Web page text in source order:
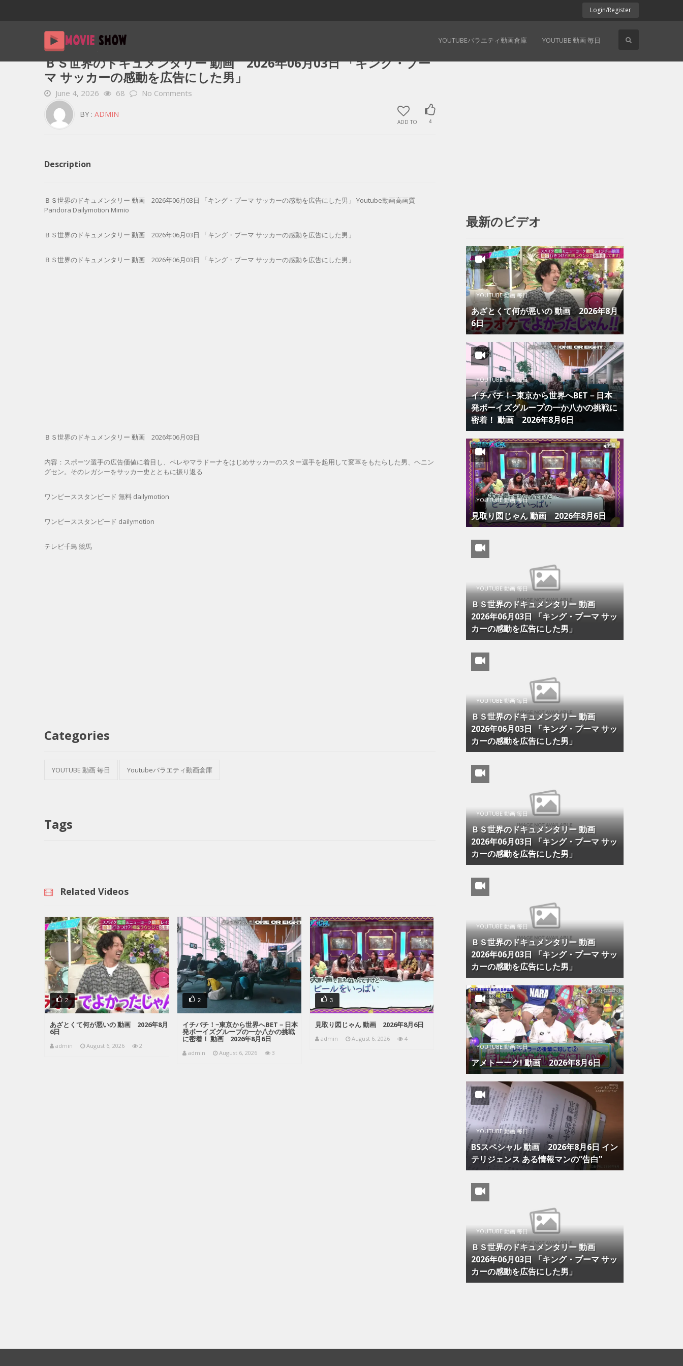
Login/Register
YOUTUBEバラエティ動画倉庫 YOUTUBE 動画 毎日
Home
ＢＳ世界のドキュメンタリー 動画 2026年06月03日 「キング・プー
マ サッカーの感動を広告にした男」
June 4, 2026 68 No Comments
ADD TO 4
BY : ADMIN
Description
ＢＳ世界のドキュメンタリー 動画 2026年06月03日 「キング・プーマ サッカーの感動を広告にした男」 Youtube動画高画質
Pandora Dailymotion Mimio
ＢＳ世界のドキュメンタリー 動画 2026年06月03日 「キング・プーマ サッカーの感動を広告にした男」
ＢＳ世界のドキュメンタリー 動画 2026年06月03日 「キング・プーマ サッカーの感動を広告にした男」
ＢＳ世界のドキュメンタリー 動画 2026年06月03日
内容：スポーツ選手の広告価値に着目し、ペレやマラドーナをはじめサッカーのスター選手を起用して変革をもたらした男、ヘニン
グセン。そのレガシーをサッカー史とともに振り返る
ワンピーススタンピード 無料 dailymotion
ワンピーススタンピード dailymotion
テレビ千鳥 競馬
Categories
YOUTUBE 動画 毎日 Youtubeバラエティ動画倉庫
Tags
Related Videos
2
あざとくて何が悪いの 動画 2026年8月
6日
admin August 6, 2026 2
2
イチバチ！−東京から世界へBET－日本
発ボーイズグループの一か八かの挑戦
に密着！ 動画 2026年8月6日
admin August 6, 2026 3
3
見取り図じゃん 動画 2026年8月6日
admin August 6, 2026 4
最新のビデオ
YOUTUBE 動画 毎日
あざとくて何が悪いの 動画 2026年8月
6日
YOUTUBE 動画 毎日
イチバチ！−東京から世界へBET－日本
発ボーイズグループの一か八かの挑戦に
密着！ 動画 2026年8月6日
YOUTUBE 動画 毎日
見取り図じゃん 動画 2026年8月6日
YOUTUBE 動画 毎日
ＢＳ世界のドキュメンタリー 動画
2026年06月03日 「キング・プーマ サッ
カーの感動を広告にした男」
YOUTUBE 動画 毎日
ＢＳ世界のドキュメンタリー 動画
2026年06月03日 「キング・プーマ サッ
カーの感動を広告にした男」
YOUTUBE 動画 毎日
ＢＳ世界のドキュメンタリー 動画
2026年06月03日 「キング・プーマ サッ
カーの感動を広告にした男」
YOUTUBE 動画 毎日
ＢＳ世界のドキュメンタリー 動画
2026年06月03日 「キング・プーマ サッ
カーの感動を広告にした男」
YOUTUBE 動画 毎日
アメトーーク! 動画 2026年8月6日
YOUTUBE 動画 毎日
BSスペシャル 動画 2026年8月6日 イン
テリジェンス ある情報マンの“告白”
YOUTUBE 動画 毎日
ＢＳ世界のドキュメンタリー 動画
2026年06月03日 「キング・プーマ サッ
カーの感動を広告にした男」